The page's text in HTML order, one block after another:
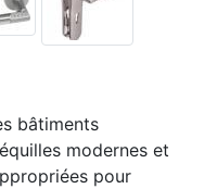
bâtiments
modernes et
pour